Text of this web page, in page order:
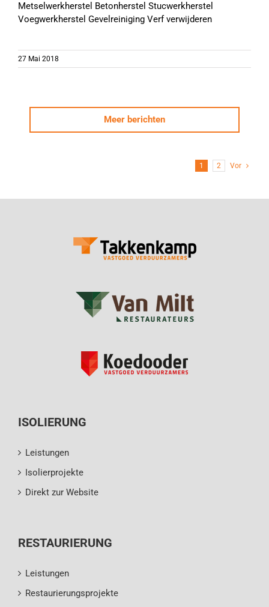
Metselwerkherstel Betonherstel Stucwerkherstel
Voegwerkherstel Gevelreiniging Verf verwijderen
27 Mai 2018
Meer berichten
1 2 Vor
ISOLIERUNG
Leistungen
Isolierprojekte
Direkt zur Website
RESTAURIERUNG
Leistungen
Restaurierungsprojekte